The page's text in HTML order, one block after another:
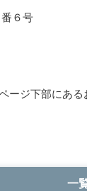
６号
ージ下部にあ
一